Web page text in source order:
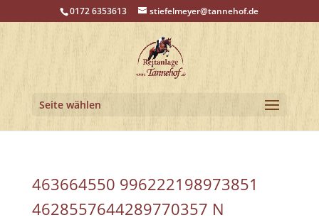
0172 6353613 stiefelmeyer@tannehof.de
Seite wählen
463664550 996222198973851
4628557644289770357 N